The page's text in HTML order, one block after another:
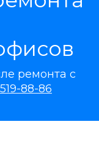
ремонта с
88-86